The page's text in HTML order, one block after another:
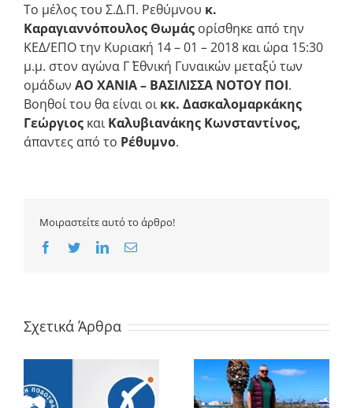
Το μέλος του Σ.Δ.Π. Ρεθύμνου κ.
Καραγιαννόπουλος Θωμάς ορίσθηκε από την
ΚΕΔ/ΕΠΟ την Κυριακή 14 – 01 – 2018 και ώρα 15:30
μ.μ. στον αγώνα Γ΄ Εθνική Γυναικών μεταξύ των
ομάδων ΑΟ ΧΑΝΙΑ – ΒΑΣΙΛΙΣΣΑ ΝΟΤΟΥ ΠΟΙ.
Βοηθοί του θα είναι οικκ. Δασκαλομαρκάκης
Γεώργιος καιΚαλυβιανάκης Κωνσταντίνος,
άπαντες από το Ρέθυμνο.
Μοιραστείτε αυτό το άρθρο!
Facebook
TwitterLinkedInEmail
Σχετικά Άρθρα